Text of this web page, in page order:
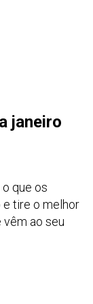
janeiro
que os
e tire o melhor
ao seu